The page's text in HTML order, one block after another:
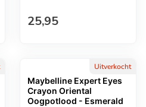
Normale prijs
25,95
Uitverkocht
Maybelline Expert Eyes
Crayon Oriental
Oogpotlood - Esmerald